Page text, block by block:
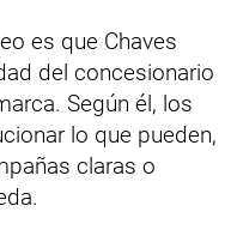
es que Chaves
del concesionario
Según él, los
lo que pueden,
claras o